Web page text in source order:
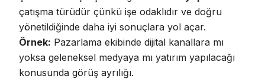
çatışma türüdür çünkü işe odaklıdır ve doğru
yönetildiğinde daha iyi sonuçlara yol açar.
Örnek: Pazarlama ekibinde dijital kanallara mı
yoksa geleneksel medyaya mı yatırım yapılacağı
konusunda görüş ayrılığı.